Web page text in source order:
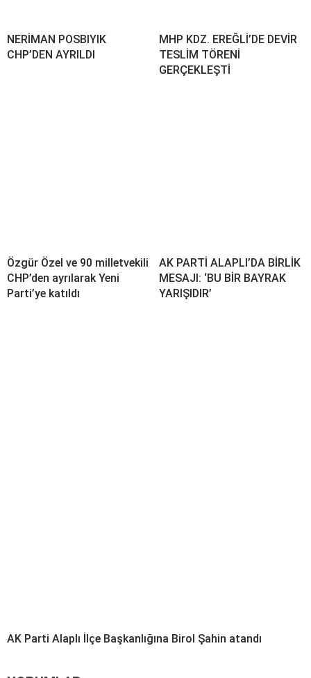
NERİMAN POSBIYIK
CHP’DEN AYRILDI
MHP KDZ. EREĞLİ’DE DEVİR
TESLİM TÖRENİ
GERÇEKLEŞTİ
Özgür Özel ve 90 milletvekili
CHP’den ayrılarak Yeni
Parti’ye katıldı
AK PARTİ ALAPLI’DA BİRLİK
MESAJI: ‘BU BİR BAYRAK
YARIŞIDIR’
AK Parti Alaplı İlçe Başkanlığına Birol Şahin atandı